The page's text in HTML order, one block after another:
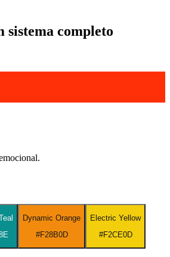
sistema completo
Dynamic Orange
#F28B0D
Electric Yellow
#F2CE0D